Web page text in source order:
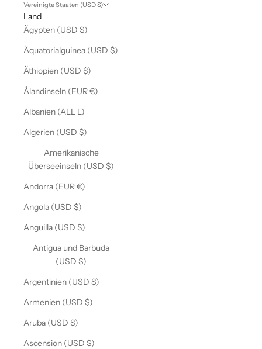
Vereinigte Staaten (USD $)
Land
Ägypten (USD $)
Äquatorialguinea (USD $)
Äthiopien (USD $)
Ålandinseln (EUR €)
Albanien (ALL L)
Algerien (USD $)
Amerikanische
Überseeinseln (USD $)
Andorra (EUR €)
Angola (USD $)
Anguilla (USD $)
Antigua und Barbuda
(USD $)
Argentinien (USD $)
Armenien (USD $)
Aruba (USD $)
Ascension (USD $)